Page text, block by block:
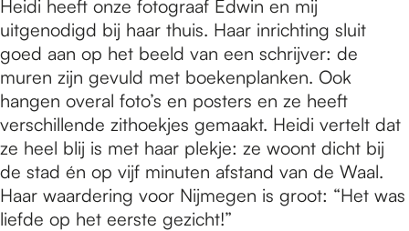
g
e
Heidi heeft onze fotograaf Edwin en mij
uitgenodigd bij haar thuis. Haar inrichting sluit
goed aan op het beeld van een schrijver: de
muren zijn gevuld met boekenplanken. Ook
hangen overal foto’s en posters en ze heeft
verschillende zithoekjes gemaakt. Heidi vertelt dat
ze heel blij is met haar plekje: ze woont dicht bij
de stad én op vijf minuten afstand van de Waal.
Haar waardering voor Nijmegen is groot: “Het was
liefde op het eerste gezicht!”